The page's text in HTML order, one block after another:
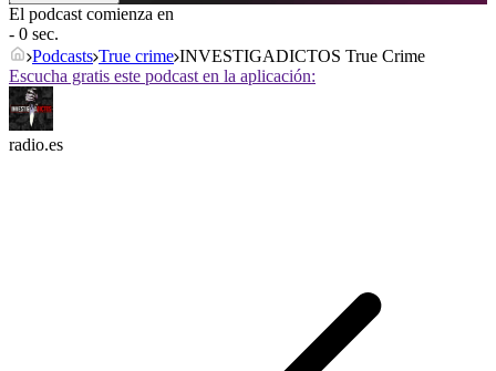
El podcast comienza en
- 0 sec.
Podcasts True crime INVESTIGADICTOS True Crime
Escucha gratis este podcast en la aplicación:
radio.es